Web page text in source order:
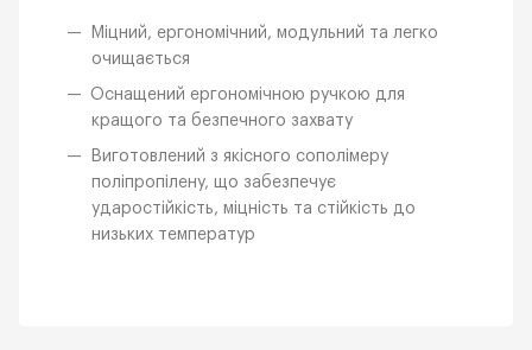
Міцний, ергономічний, модульний та легко
очищається
Оснащений ергономічною ручкою для
кращого та безпечного захвату
Виготовлений з якісного сополімеру
поліпропілену, що забезпечує
ударостійкість, міцність та стійкість до
низьких температур